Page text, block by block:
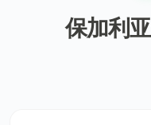
保加利